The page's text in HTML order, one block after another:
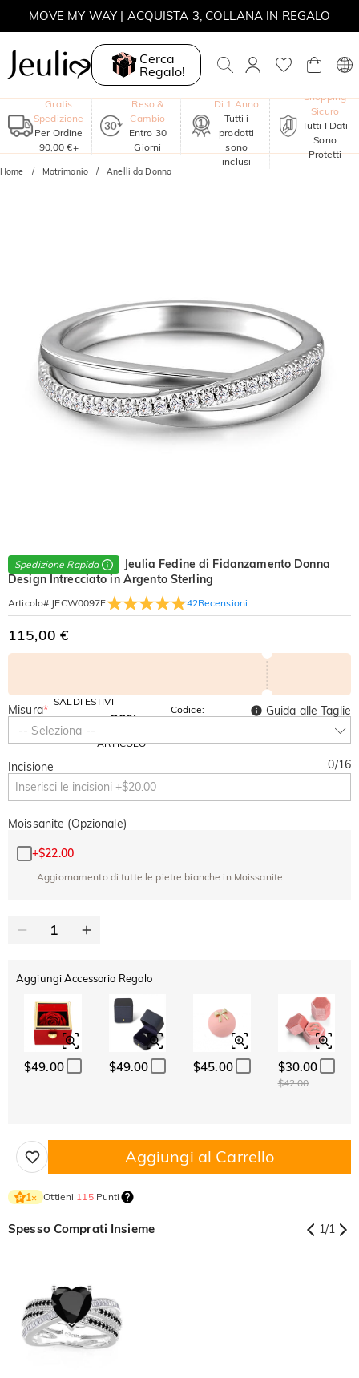
MOVE MY WAY | ACQUISTA 3, COLLANA IN REGALO
Cerca
Regalo!
Gratis
Spedizione
Per Ordine
90,00 €+
Reso &
Cambio
Entro 30
Giorni
Di 1 Anno
Tutti i
prodotti
sono
inclusi
Shopping
Sicuro
Tutti I Dati
Sono
Protetti
Home Matrimonio Anelli da Donna
Spedizione Rapida
Jeulia Fedine di Fidanzamento Donna
Design Intrecciato in Argento Sterling
Articolo#: JECW0097F 42Recensioni
115,00 €
SALDI ESTIVI
-10%
SU TUTTO
-30%
ARTICOLO
Codice:
SUMMER
Misura*
-- Seleziona --
Guida alle Taglie
Incisione 0/16
Moissanite (Opzionale)
+$22.00
Aggiornamento di tutte le pietre bianche in Moissanite
Aggiungi Accessorio Regalo
$49.00 $49.00 $45.00 $30.00
$42.00
Aggiungi al Carrello
1× Ottieni 115Punti
Spesso Comprati Insieme 1/1